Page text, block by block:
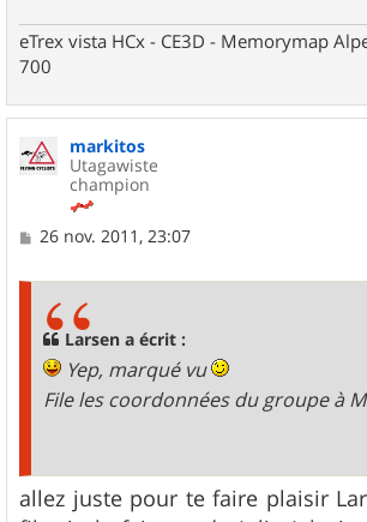
eTrex vista HCx - CE3D - Memorymap
700
markitos
Utagawiste
champion
M
26 nov. 2011, 23:07
Larsen a écrit :
Yep, marqué vu
File les coordonnées du groupe à
allez juste pour te faire plaisir